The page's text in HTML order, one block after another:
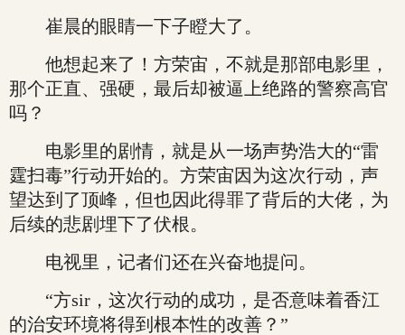
崔晨的眼睛一下子瞪大了。
他想起来了！方荣宙，不就是那部电影里，
那个正直、强硬，最后却被逼上绝路的警察高官
吗？
电影里的剧情，就是从一场声势浩大的“雷
霆扫毒”行动开始的。方荣宙因为这次行动，声
望达到了顶峰，但也因此得罪了背后的大佬，为
后续的悲剧埋下了伏根。
电视里，记者们还在兴奋地提问。
“方sir，这次行动的成功，是否意味着香江
的治安环境将得到根本性的改善？”